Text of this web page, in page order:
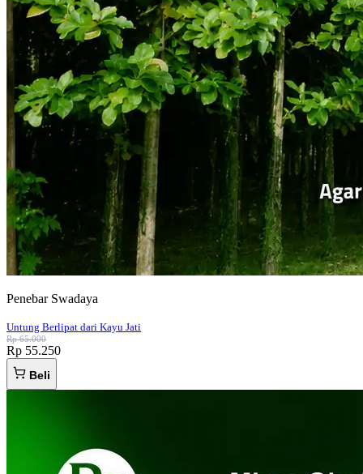
Penebar Swadaya
Untung Berlipat dari Kayu Jati
Rp 65.000
Rp 55.250
Beli